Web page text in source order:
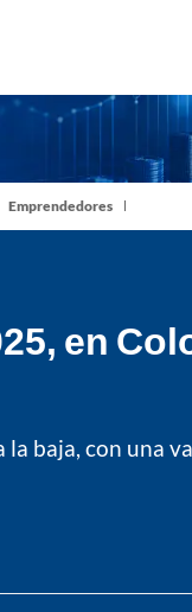
Emprendedores
en
baja, con una